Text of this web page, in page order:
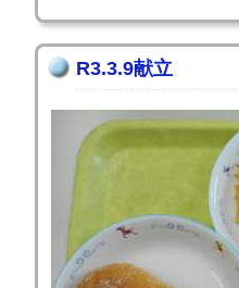
R3.3.9献立